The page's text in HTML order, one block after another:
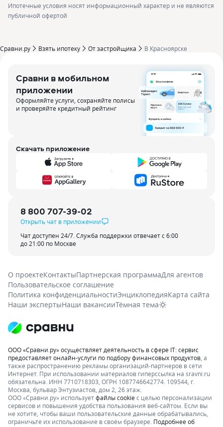
Ипотечные условия носят информационный характер и не являются
публичной офертой
Сравни.ру Взять ипотеку От застройщика В Красноярске
Сравни в мобильном
приложении
Оформляйте услуги, сохраняйте полисы
и проверяйте кредитный рейтинг
Скачать приложение
8 800 707-39-02
Открыть чат в приложении
Чат доступен 24/7. Служба поддержки отвечает с 6:00
до 21:00 по Москве
О проектеКонтактыПартнерская программаДля агентов
Пользовательское соглашение
Политика конфиденциальностиЭнциклопедияКарта сайта
Наши экспертыНаши вакансииТёмная тема
ООО «Сравни.ру» осуществляет деятельность в сфере IT: сервис
предоставляет онлайн-услуги по подбору финансовых продуктов , а
также распространению рекламы организаций-партнеров в сети
Интернет. При использовании материалов гиперссылка на sravni.ru
обязательна. ИНН 7710718303, ОГРН 1087746642774. 109544, г.
Москва, бульвар Энтузиастов, дом 2, 26 этаж.
ООО «Сравни.ру» используетфайлы cookieс целью персонализации
сервисов и повышения удобства пользования веб-сайтом. Если вы
не хотите, чтобы ваши пользовательские данные обрабатывались,
ограничьте их использование в своём браузере. Подробнее об